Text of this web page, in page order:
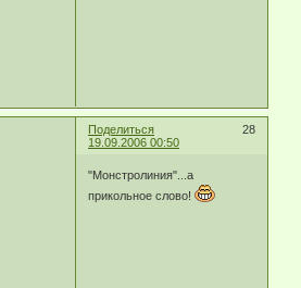
Поделиться
28
19.09.2006 00:50
"Монстролиния"...а
прикольное слово!